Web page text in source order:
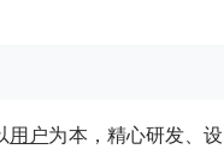
用户为本，精心研发、